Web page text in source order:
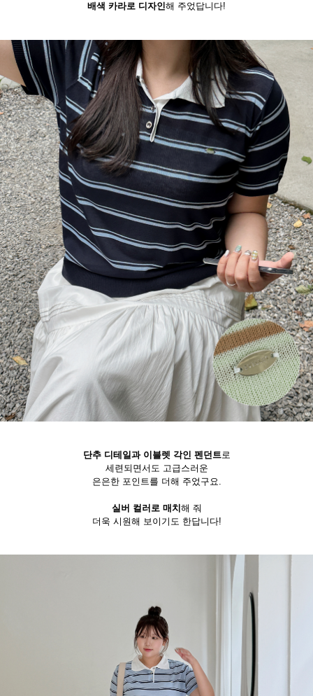
배색 카라로 디자인해 주었답니다!
단추 디테일과 이블렛 각인 펜던트로
세련되면서도 고급스러운
은은한 포인트를 더해 주었구요.
실버 컬러로 매치 해 줘
더욱 시원해 보이기도 한답니다!